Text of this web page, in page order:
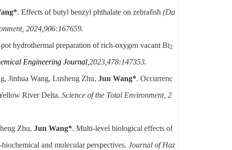
. Effects of butyl benzyl phthalate on zebrafish (Da
2024,906:167659.
hydrothermal preparation of rich-oxygen vacant Bi2
Engineering Journal ,2023,478:147353.
Jinhua Wang, Lusheng Zhu, Jun Wang*. Occurrenc
River Delta. Science of the Total Environment, 2
Zhu, Jun Wang*. Multi-level biological effects of
and molecular perspectives. Journal of Haz